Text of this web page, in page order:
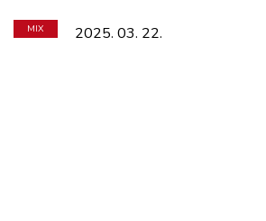
MIX 2025. 03. 22.